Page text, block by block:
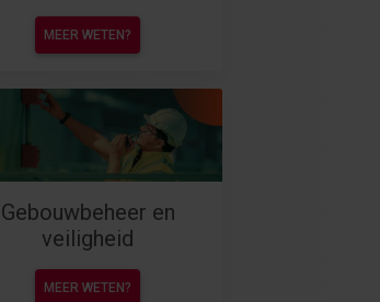
MEER WETEN?
Gebouwbeheer en
veiligheid
MEER WETEN?